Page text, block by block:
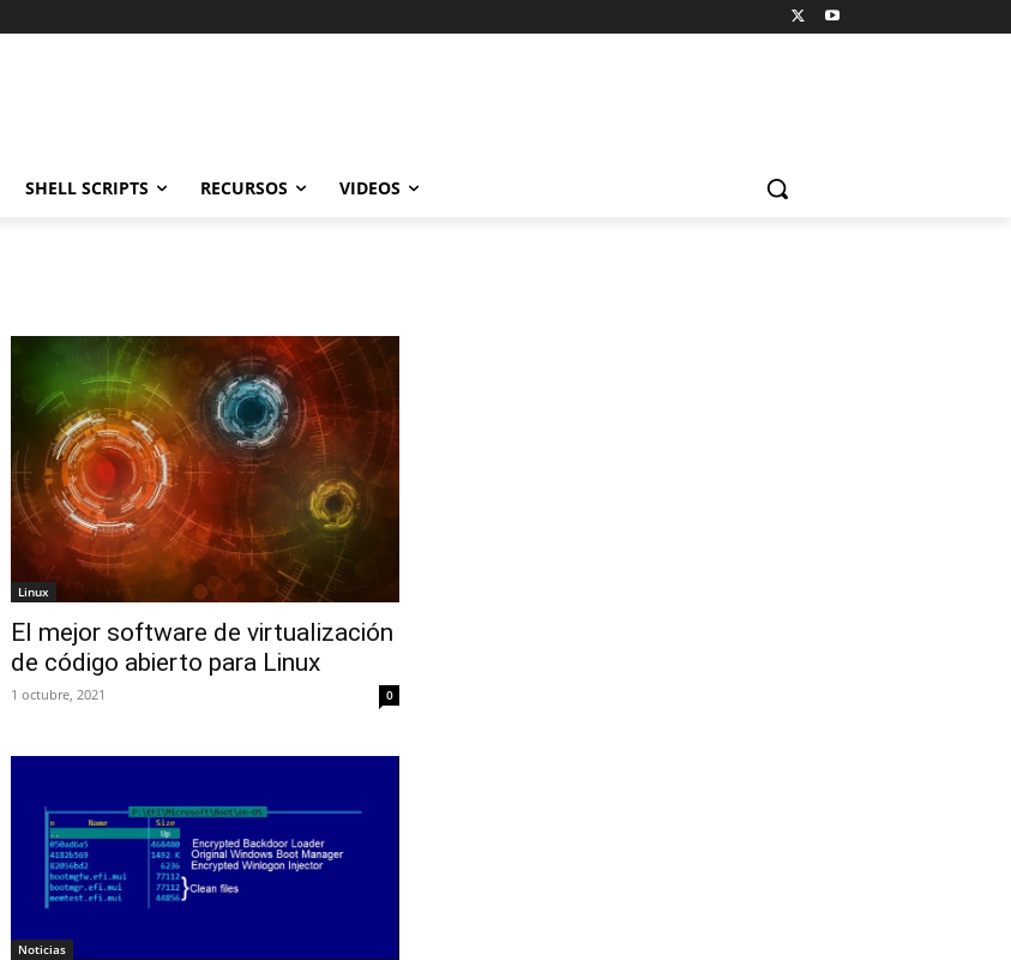
SHELL SCRIPTS RECURSOS VIDEOS
Linux
El mejor software de virtualización
de código abierto para Linux
1 octubre, 2021 0
Noticias